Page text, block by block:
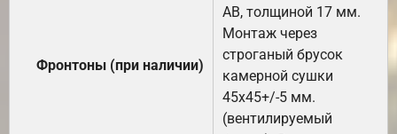
Фронтоны (при наличии)
АВ, толщиной 17 мм.
Монтаж через
строганый брусок
камерной сушки
45х45+/-5 мм.
(вентилируемый